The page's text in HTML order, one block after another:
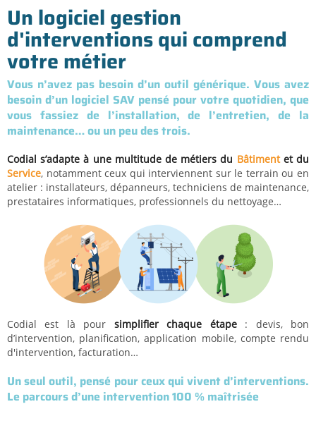
Un logiciel gestion
d'interventions qui comprend
votre métier
Vous n’avez pas besoin d’un outil générique. Vous avez
besoin d’un logiciel SAV pensé pour votre quotidien, que
vous fassiez de l’installation, de l’entretien, de la
maintenance… ou un peu des trois.
Codial s’adapte à une multitude de métiers du Bâtiment et du
Service, notamment ceux qui interviennent sur le terrain ou en
atelier : installateurs, dépanneurs, techniciens de maintenance,
prestataires informatiques, professionnels du nettoyage…
Codial est là pour simplifier chaque étape: devis, bon
d’intervention, planification, application mobile, compte rendu
d'intervention, facturation…
Un seul outil, pensé pour ceux qui vivent d’interventions.
Le parcours d’une intervention 100 % maîtrisée